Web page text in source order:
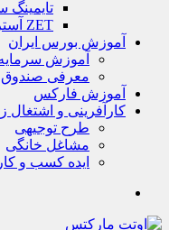
ZET آسترو
آموزش بورس ایران
آموزش
معرفی صندوق
آموزش فارکس
کارآفرینی و اشتغال
طرح توجیهی
مشاغل خانگی
ایده کسب و کار